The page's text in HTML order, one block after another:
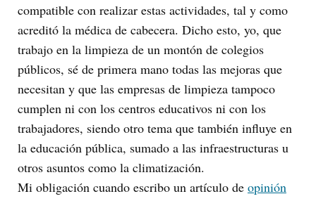
compatible con realizar estas actividades, tal y como
acreditó la médica de cabecera. Dicho esto, yo, que
trabajo en la limpieza de un montón de colegios
públicos, sé de primera mano todas las mejoras que
necesitan y que las empresas de limpieza tampoco
cumplen ni con los centros educativos ni con los
trabajadores, siendo otro tema que también influye en
la educación pública, sumado a las infraestructuras u
otros asuntos como la climatización.
Mi obligación cuando escribo un artículo de opinión